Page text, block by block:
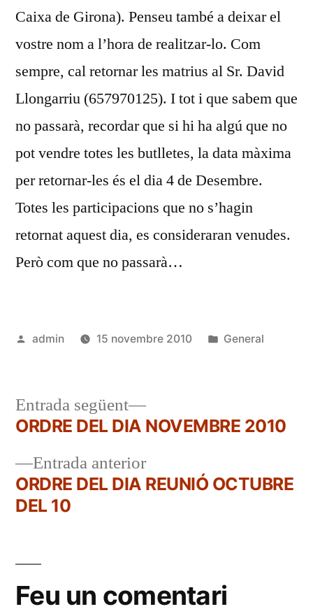
Caixa de Girona). Penseu també a deixar el
vostre nom a l’hora de realitzar-lo. Com
sempre, cal retornar les matrius al Sr. David
Llongarriu (657970125). I tot i que sabem que
no passarà, recordar que si hi ha algú que no
pot vendre totes les butlletes, la data màxima
per retornar-les és el dia 4 de Desembre.
Totes les participacions que no s’hagin
retornat aquest dia, es consideraran venudes.
Però com que no passarà…
Publicat
admin 15 novembre 2010
Publicat
General
Navegació
d'entrades
Entrada anteriorEntrada
anterior:
ORDRE DEL DIA REUNIÓ OCTUBRE
DEL 10
Entrada següent
Entrada
següent:
ORDRE DEL DIA NOVEMBRE 2010
Feu un comentari